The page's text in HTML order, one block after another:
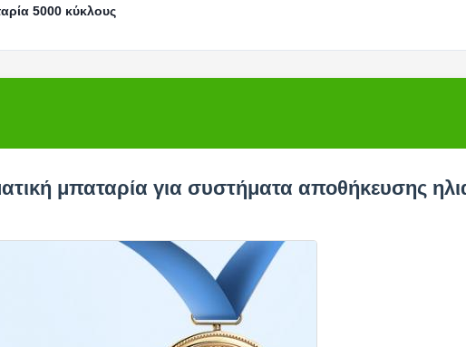
5000 κύκλους
μπαταρία για συστήματα αποθήκευσης